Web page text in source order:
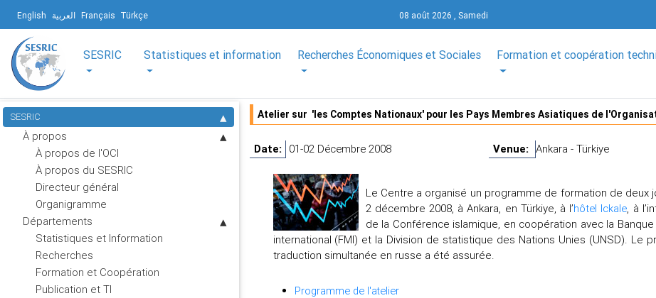
English العربية Français Türkçe 08 août 2026 , Samedi
SESRIC Statistiques et information Recherches Économiques et Sociales Formation et coopération
SESRIC
À propos
À propos de l'OCI
À propos du SESRIC
Directeur général
Organigramme
Départements
Statistiques et Information
Recherches
Formation et Coopération
Publication et TI
Atelier sur 'les Comptes Nationaux' pour les Pays Membres Asiatiques de
Date: 01-02 Décembre 2008 Venue: Ankara - Türkiye
Le Centre a organisé un programme de formation de
2 décembre 2008, à Ankara, en Türkiye, à l’hôtel Ickale, à
de la Conférence islamique, en coopération avec la
international (FMI) et la Division de statistique des Nations Unies (UNSD). Le
traduction simultanée en russe a été assurée.
Programme de l'atelier